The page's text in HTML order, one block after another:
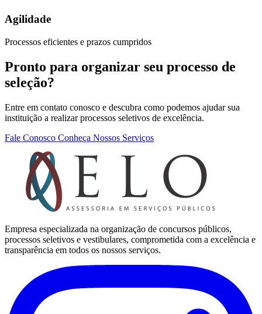
Agilidade
Processos eficientes e prazos cumpridos
Pronto para organizar seu processo de
seleção?
Entre em contato conosco e descubra como podemos ajudar sua
instituição a realizar processos seletivos de excelência.
Fale Conosco Conheça Nossos Serviços
Empresa especializada na organização de concursos públicos,
processos seletivos e vestibulares, comprometida com a excelência e
transparência em todos os nossos serviços.